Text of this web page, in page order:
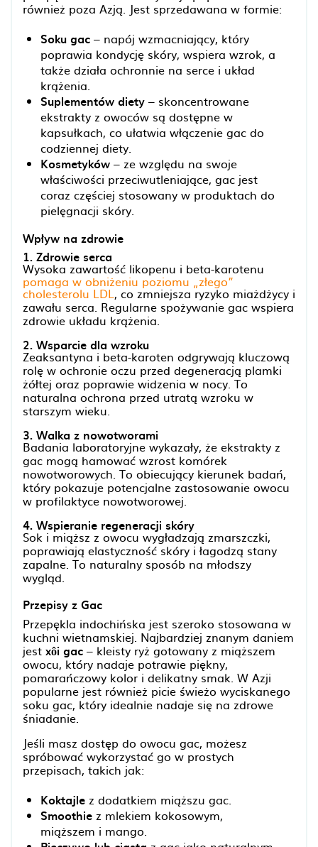
również poza Azją. Jest sprzedawana w formie:
Soku gac – napój wzmacniający, który
poprawia kondycję skóry, wspiera wzrok, a
także działa ochronnie na serce i układ
krążenia.
Suplementów diety – skoncentrowane
ekstrakty z owoców są dostępne w
kapsułkach, co ułatwia włączenie gac do
codziennej diety.
Kosmetyków – ze względu na swoje
właściwości przeciwutleniające, gac jest
coraz częściej stosowany w produktach do
pielęgnacji skóry.
Wpływ na zdrowie
1. Zdrowie serca
Wysoka zawartość likopenu i beta-karotenu
pomaga w obniżeniu poziomu „złego”
cholesterolu LDL, co zmniejsza ryzyko miażdżycy i
zawału serca. Regularne spożywanie gac wspiera
zdrowie układu krążenia.
2. Wsparcie dla wzroku
Zeaksantyna i beta-karoten odgrywają kluczową
rolę w ochronie oczu przed degeneracją plamki
żółtej oraz poprawie widzenia w nocy. To
naturalna ochrona przed utratą wzroku w
starszym wieku.
3. Walka z nowotworami
Badania laboratoryjne wykazały, że ekstrakty z
gac mogą hamować wzrost komórek
nowotworowych. To obiecujący kierunek badań,
który pokazuje potencjalne zastosowanie owocu
w profilaktyce nowotworowej.
4. Wspieranie regeneracji skóry
Sok i miąższ z owocu wygładzają zmarszczki,
poprawiają elastyczność skóry i łagodzą stany
zapalne. To naturalny sposób na młodszy
wygląd.
Przepisy z Gac
Przepękla indochińska jest szeroko stosowana w
kuchni wietnamskiej. Najbardziej znanym daniem
jest xôi gac – kleisty ryż gotowany z miąższem
owocu, który nadaje potrawie piękny,
pomarańczowy kolor i delikatny smak. W Azji
popularne jest również picie świeżo wyciskanego
soku gac, który idealnie nadaje się na zdrowe
śniadanie.
Jeśli masz dostęp do owocu gac, możesz
spróbować wykorzystać go w prostych
przepisach, takich jak:
Koktajle z dodatkiem miąższu gac.
Smoothie z mlekiem kokosowym,
miąższem i mango.